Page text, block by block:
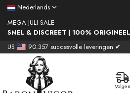
Nederlands
MEGA JULI SALE
SNEL & DISCREET | 100% ORIGINEEL
US
90.357 succesvolle leveringen ✔
Volgen